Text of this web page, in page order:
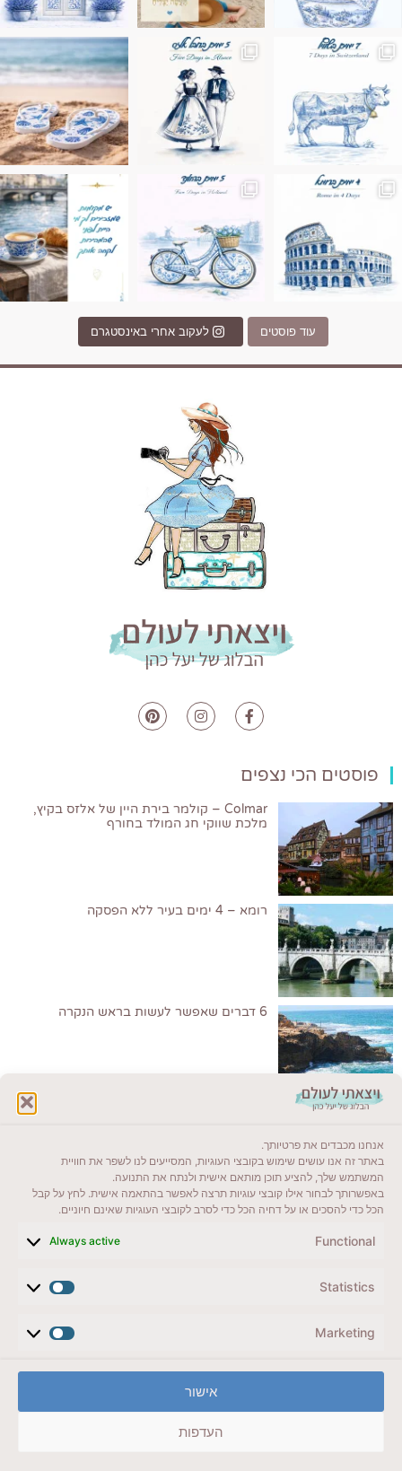
אנחנו מכבדים את פרטיותך.
באתר זה אנו עושים שימוש בקובצי העוגיות, המסייעים לנו לשפר את חוויית
המשתמש שלך, להציע תוכן מותאם אישית ולנתח את התנועה.
באפשרותך לבחור אילו קובצי עוגיות תרצה לאפשר בהתאמה אישית. לחץ על קבל
הכל כדי להסכים או על דחיה הכל כדי לסרב לקובצי העוגיות שאינם חיוניים.
Functional
Always active
Statistics
Marketing
אישור
העדפות
בחבל אלזס צרפת
בחופשה שבו הכל נהיה פשוט יותר. החול, הי
Instagram post
Instagram post 17994326828955248
עוד פוסטים לעקוב אחרי באינסטגרם
פוסטים הכי נצפים
Colmar – קולמר בירת היין של אלזס בקיץ,
מלכת שווקי חג המולד בחורף
רומא – 4 ימים בעיר ללא הפסקה
6 דברים שאפשר לעשות בראש הנקרה
ייעדים מומלצים
מדריכים ועזרים
לשליחת הודעת וואטסאפ
veyatsati.laolam@gmail.com
מדיניות פרטיות // תנאי שימוש באתר